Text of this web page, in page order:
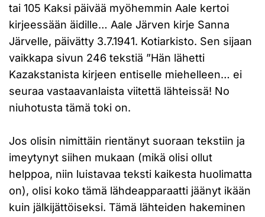
tai 105 Kaksi päivää myöhemmin Aale kertoi
kirjeessään äidille… Aale Järven kirje Sanna
Järvelle, päivätty 3.7.1941. Kotiarkisto. Sen sijaan
vaikkapa sivun 246 tekstiä ”Hän lähetti
Kazakstanista kirjeen entiselle miehelleen… ei
seuraa vastaavanlaista viitettä lähteissä! No
niuhotusta tämä toki on.
Jos olisin nimittäin rientänyt suoraan tekstiin ja
imeytynyt siihen mukaan (mikä olisi ollut
helppoa, niin luistavaa teksti kaikesta huolimatta
on), olisi koko tämä lähdeapparaatti jäänyt ikään
kuin jälkijättöiseksi. Tämä lähteiden hakeminen